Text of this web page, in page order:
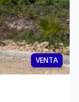
VENTA